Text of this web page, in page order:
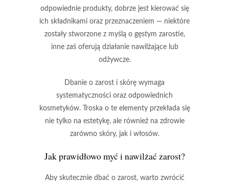
odpowiednie produkty, dobrze jest kierować się
ich składnikami oraz przeznaczeniem — niektóre
zostały stworzone z myślą o gęstym zarostie,
inne zaś oferują działanie nawilżające lub
odżywcze.
Dbanie o zarost i skórę wymaga
systematyczności oraz odpowiednich
kosmetyków. Troska o te elementy przekłada się
nie tylko na estetykę, ale również na zdrowie
zarówno skóry, jak i włosów.
Jak prawidłowo myć i nawilżać zarost?
Aby skutecznie dbać o zarost, warto zwrócić